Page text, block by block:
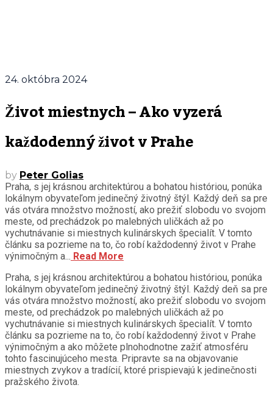
24. októbra 2024
Život miestnych – Ako vyzerá
každodenný život v Prahe
by Peter Golias
Praha, s jej krásnou architektúrou a bohatou históriou, ponúka
lokálnym obyvateľom jedinečný životný štýl. Každý deň sa pre
vás otvára množstvo možností, ako prežiť slobodu vo svojom
meste, od prechádzok po malebných uličkách až po
vychutnávanie si miestnych kulinárskych špecialít. V tomto
článku sa pozrieme na to, čo robí každodenný život v Prahe
výnimočným a... Read More
Praha, s jej krásnou architektúrou a bohatou históriou, ponúka
lokálnym obyvateľom jedinečný životný štýl. Každý deň sa pre
vás otvára množstvo možností, ako prežiť slobodu vo svojom
meste, od prechádzok po malebných uličkách až po
vychutnávanie si miestnych kulinárskych špecialít. V tomto
článku sa pozrieme na to, čo robí každodenný život v Prahe
výnimočným a ako môžete plnohodnotne zažiť atmosféru
tohto fascinujúceho mesta. Pripravte sa na objavovanie
miestnych zvykov a tradícií, ktoré prispievajú k jedinečnosti
pražského života.